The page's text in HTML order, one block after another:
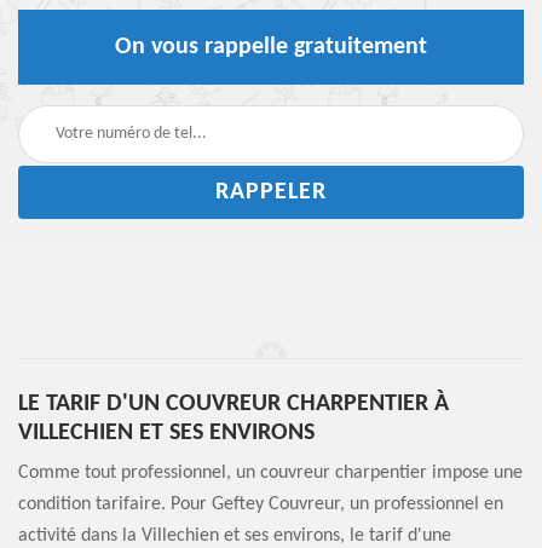
On vous rappelle gratuitement
LE TARIF D'UN COUVREUR CHARPENTIER À
VILLECHIEN ET SES ENVIRONS
Comme tout professionnel, un couvreur charpentier impose une
condition tarifaire. Pour Geftey Couvreur, un professionnel en
activité dans la Villechien et ses environs, le tarif d'une